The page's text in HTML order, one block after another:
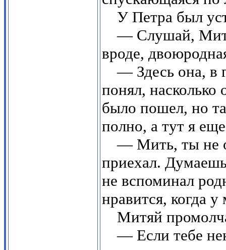
У Петра был
— Слушай,
вроде,
— Здесь она, в
понял,
было пошел, но
полно, а тут я
— Мить, ты не
приехал.
не вспоминал
нравится, когда у
Митяй
— Если тебе